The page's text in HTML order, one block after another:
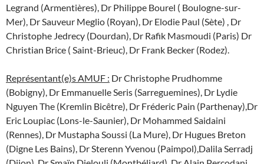
Legrand (Armentières), Dr Philippe Bourel ( Boulogne-sur-
Mer), Dr Sauveur Meglio (Royan), Dr Elodie Paul (Sète) , Dr
Christophe Jedrecy (Dourdan), Dr Rafik Masmoudi (Paris) Dr
Christian Brice ( Saint-Brieuc), Dr Frank Becker (Rodez).
Représentant(e)s AMUF : Dr Christophe Prudhomme
(Bobigny), Dr Emmanuelle Seris (Sarreguemines), Dr Lydie
Nguyen The (Kremlin Bicêtre), Dr Fréderic Pain (Parthenay),Dr
Eric Loupiac (Lons-le-Saunier), Dr Mohammed Saidaini
(Rennes), Dr Mustapha Soussi (La Mure), Dr Hugues Breton
(Digne Les Bains), Dr Sterenn Yvenou (Paimpol),Dalila Serradj